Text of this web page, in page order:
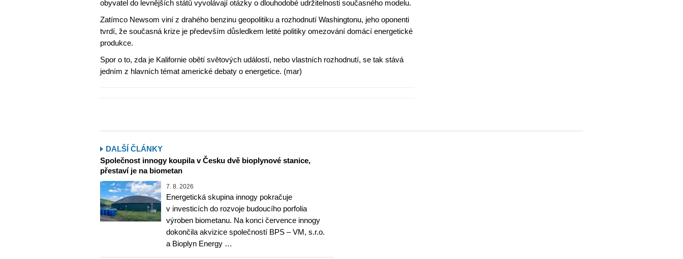
obyvatel do levnějších států vyvolávají otázky o dlouhodobé udržitelnosti současného modelu.
Zatímco Newsom viní z drahého benzinu geopolitiku a rozhodnutí Washingtonu, jeho oponenti
tvrdí, že současná krize je především důsledkem letité politiky omezování domácí energetické
produkce.
Spor o to, zda je Kalifornie obětí světových událostí, nebo vlastních rozhodnutí, se tak stává
jedním z hlavních témat americké debaty o energetice. (mar)
DALŠÍ ČLÁNKY
Společnost innogy koupila v Česku dvě bioplynové stanice,
přestaví je na biometan
7. 8. 2026
Energetická skupina innogy pokračuje
v investicích do rozvoje budoucího porfolia
výroben biometanu. Na konci července innogy
dokončila akvizice společností BPS – VM, s.r.o.
a Bioplyn Energy …